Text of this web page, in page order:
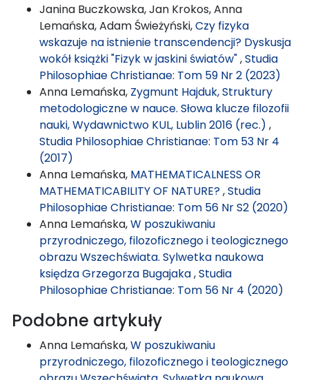
Janina Buczkowska, Jan Krokos, Anna
Lemańska, Adam Świeżyński,Czy fizyka
wskazuje na istnienie transcendencji? Dyskusja
wokół książki "Fizyk w jaskini światów",Studia
Philosophiae Christianae: Tom 59 Nr 2 (2023)
Anna Lemańska, Zygmunt Hajduk, Struktury
metodologiczne w nauce. Słowa klucze filozofii
nauki, Wydawnictwo KUL, Lublin 2016 (rec.) ,
Studia Philosophiae Christianae: Tom 53 Nr 4
(2017)
Anna Lemańska, MATHEMATICALNESS OR
MATHEMATICABILITY OF NATURE?,Studia
Philosophiae Christianae: Tom 56 Nr S2 (2020)
Anna Lemańska,W poszukiwaniu
przyrodniczego, filozoficznego i teologicznego
obrazu Wszechświata. Sylwetka naukowa
księdza Grzegorza Bugajaka,Studia
Philosophiae Christianae: Tom 56 Nr 4 (2020)
Podobne artykuły
Anna Lemańska,W poszukiwaniu
przyrodniczego, filozoficznego i teologicznego